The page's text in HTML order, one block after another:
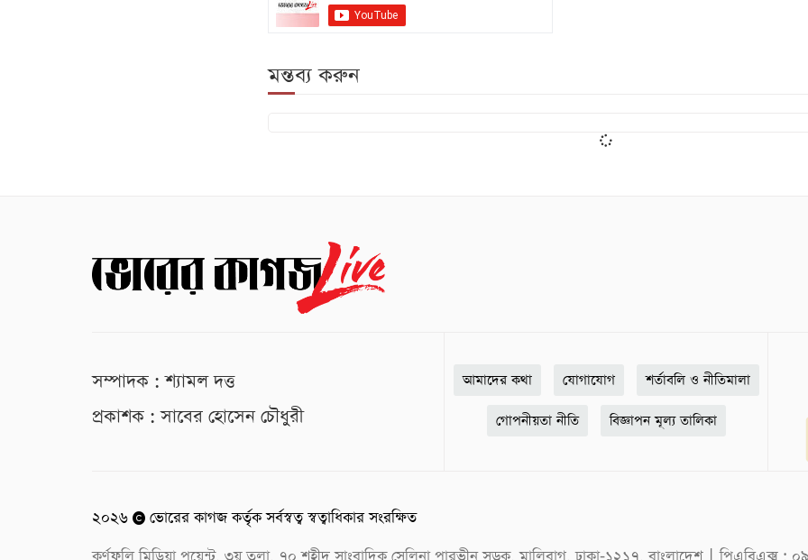
মন্তব্য করুন
সম্পাদক : শ্যামল দত্ত
প্রকাশক : সাবের হোসেন চৌধুরী
আমাদের কথা যোগাযোগ শর্তাবলি ও নীতিমালা
গোপনীয়তা নীতি বিজ্ঞাপন মূল্য তালিকা
২০২৬
ভোরের কাগজ কর্তৃক সর্বস্বত্ব স্বত্বাধিকার সংরক্ষিত